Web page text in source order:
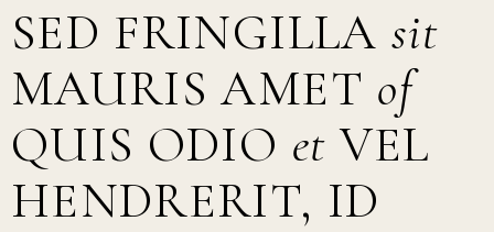
SED FRINGILLA sit
MAURIS AMET of
QUIS ODIO et VEL
HENDRERIT, ID